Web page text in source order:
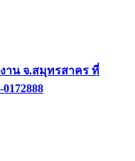
าน จ.สมุทรสาคร ที่